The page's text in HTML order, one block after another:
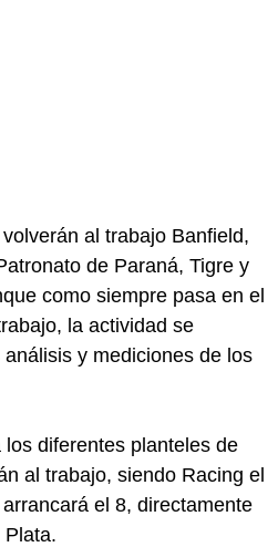
al trabajo Banfield,
de Paraná, Tigre y
como siempre pasa en el
la actividad se
y mediciones de los
diferentes planteles de
al trabajo, siendo Racing el
el 8, directamente
Plata.